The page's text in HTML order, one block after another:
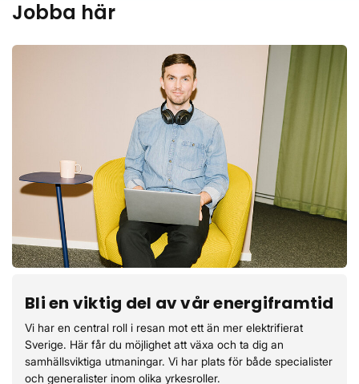
Jobba här
Bli en viktig del av vår energiframtid
Vi har en central roll i resan mot ett än mer elektrifierat
Sverige. Här får du möjlighet att växa och ta dig an
samhällsviktiga utmaningar. Vi har plats för både specialister
och generalister inom olika yrkesroller.